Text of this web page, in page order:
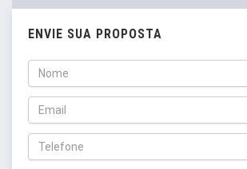
ENVIE SUA PROPOSTA